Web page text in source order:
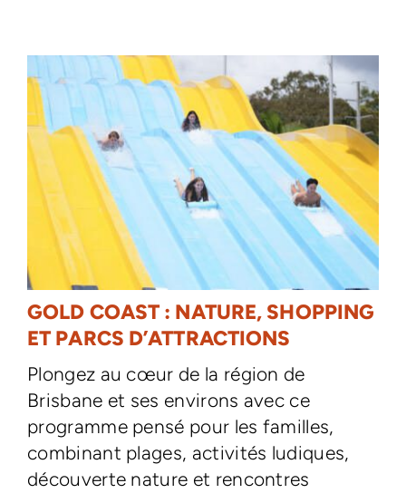
GOLD COAST : NATURE, SHOPPING
ET PARCS D’ATTRACTIONS
Plongez au cœur de la région de
Brisbane et ses environs avec ce
programme pensé pour les familles,
combinant plages, activités ludiques,
découverte nature et rencontres